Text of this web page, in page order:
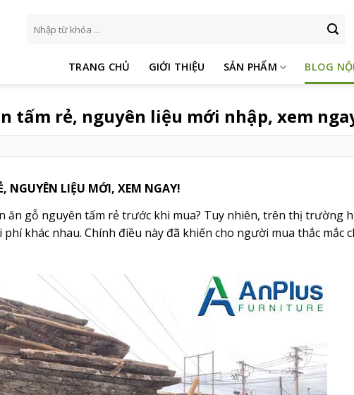
kiếm:
TRANG CHỦ GIỚI THIỆU SẢN PHẨM BLOG
tấm rẻ, nguyên liệu mới nhập, xem
NGUYÊN LIỆU MỚI, XEM NGAY!
ăn gỗ nguyên tấm rẻ trước khi mua? Tuy nhiên, trên thị trường
khác nhau. Chính điều này đã khiến cho người mua thắc mắc